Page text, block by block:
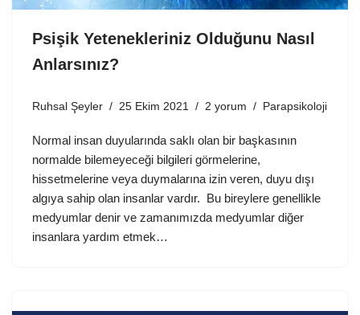
Psişik Yetenekleriniz Olduğunu Nasıl
Anlarsınız?
Ruhsal Şeyler 25 Ekim 2021 2 yorum Parapsikoloji
Normal insan duyularında saklı olan bir başkasının
normalde bilemeyeceği bilgileri görmelerine,
hissetmelerine veya duymalarına izin veren, duyu dışı
algıya sahip olan insanlar vardır. Bu bireylere genellikle
medyumlar denir ve zamanımızda medyumlar diğer
insanlara yardım etmek…